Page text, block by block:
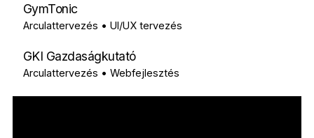
GymTonic
Arculattervezés • UI/UX tervezés
GKI Gazdaságkutató
Arculattervezés • Webfejlesztés